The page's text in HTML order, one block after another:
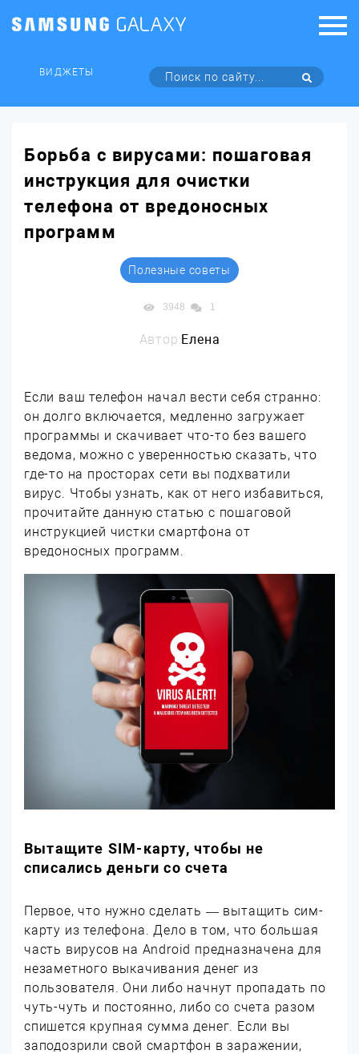
ВИДЖЕТЫ
Борьба с вирусами: пошаговая
инструкция для очистки
телефона от вредоносных
программ
Полезные советы
3948 1
Автор:Елена
Если ваш телефон начал вести себя странно:
он долго включается, медленно загружает
программы и скачивает что-то без вашего
ведома, можно с уверенностью сказать, что
где-то на просторах сети вы подхватили
вирус. Чтобы узнать, как от него избавиться,
прочитайте данную статью с пошаговой
инструкцией чистки смартфона от
вредоносных программ.
Вытащите SIM-карту, чтобы не
списались деньги со счета
Первое, что нужно сделать — вытащить сим-
карту из телефона. Дело в том, что большая
часть вирусов на Android предназначена для
незаметного выкачивания денег из
пользователя. Они либо начнут пропадать по
чуть-чуть и постоянно, либо со счета разом
спишется крупная сумма денег. Если вы
заподозрили свой смартфон в заражении,